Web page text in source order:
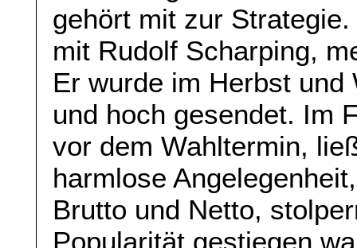
gehört mit zur
mit Rudolf Scharping,
Er wurde im Herbst
und hoch gesendet. Im
vor dem Wahltermin,
harmlose
Brutto und Netto,
Popularität gestiegen